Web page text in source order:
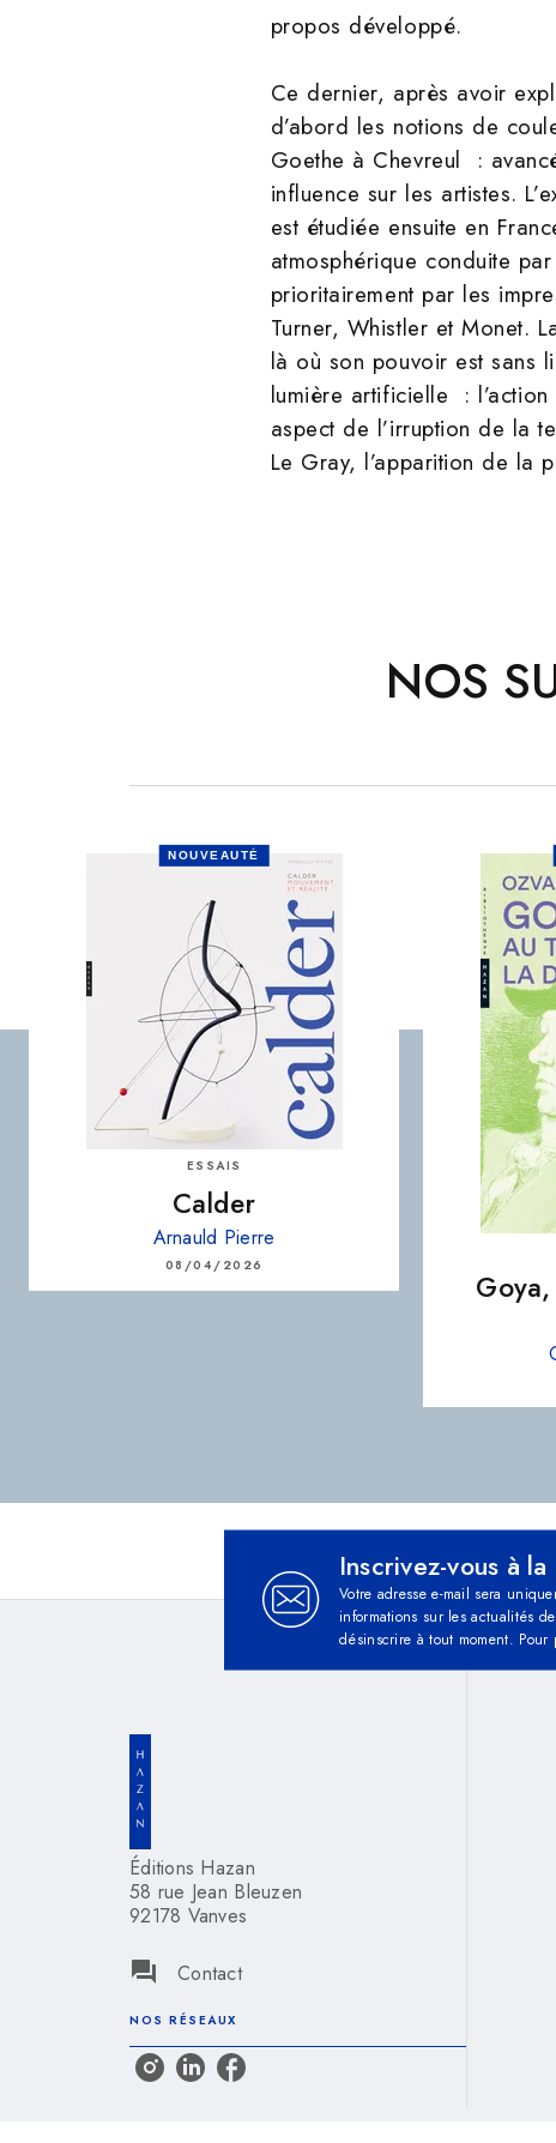
propos développé.
Ce dernier, après avoir
d’abord les notions de
Goethe à Chevreul :
influence sur les artistes.
est étudiée ensuite en
atmosphérique conduite
prioritairement par les
Turner, Whistler et Monet.
là où son pouvoir est sans
lumière artificielle : l’action
aspect de l’irruption de la
Le Gray, l’apparition de la
NOS
NOUVEAUTÉ
ESSAIS
Calder
Arnauld Pierre
08/04/2026
Inscrivez-vous à
Votre adresse e-mail sera
informations sur les actualités
désinscrire à tout moment.
Éditions Hazan
58 rue Jean Bleuzen
92178 Vanves
question_answer Contact
NOS RÉSEAUX